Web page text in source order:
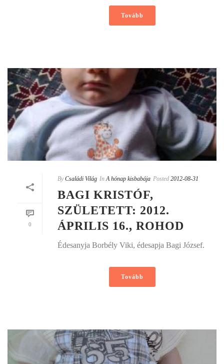
Tovább
0
By Családi Világ In A hónap kisbabája Posted 2012-08-31
BAGI KRISTÓF,
SZÜLETETT: 2012.
ÁPRILIS 16., ROHOD
Édesanyja Borbély Viki, édesapja Bagi József.
Tovább